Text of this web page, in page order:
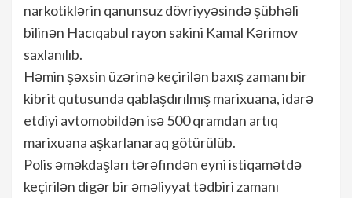
narkotiklərin qanunsuz dövriyyəsində şübhəli
bilinən Hacıqabul rayon sakini Kamal Kərimov
saxlanılıb.
Həmin şəxsin üzərinə keçirilən baxış zamanı bir
kibrit qutusunda qablaşdırılmış marixuana, idarə
etdiyi avtomobildən isə 500 qramdan artıq
marixuana aşkarlanaraq götürülüb.
Polis əməkdaşları tərəfindən eyni istiqamətdə
keçirilən digər bir əməliyyat tədbiri zamanı